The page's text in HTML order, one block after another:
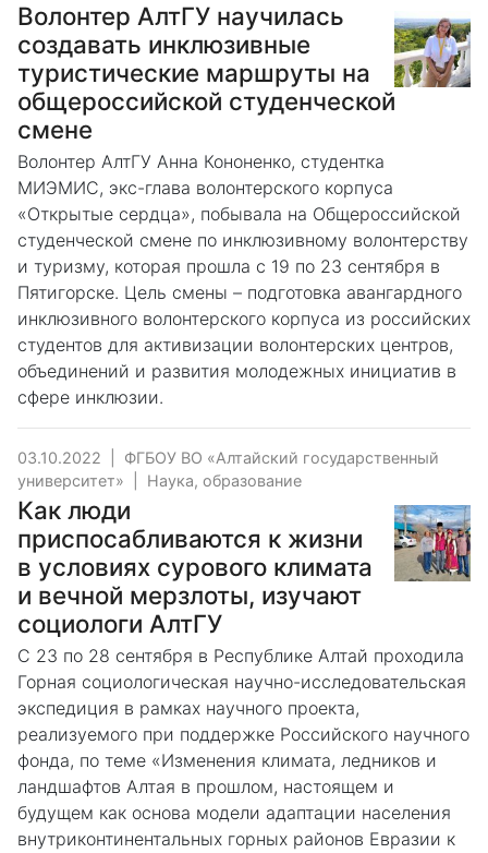
Волонтер АлтГУ научилась
создавать инклюзивные
туристические маршруты на
общероссийской студенческой
смене
Волонтер АлтГУ Анна Кононенко, студентка
МИЭМИС, экс-глава волонтерского корпуса
«Открытые сердца», побывала на Общероссийской
студенческой смене по инклюзивному волонтерству
и туризму, которая прошла с 19 по 23 сентября в
Пятигорске. Цель смены – подготовка авангардного
инклюзивного волонтерского корпуса из российских
студентов для активизации волонтерских центров,
объединений и развития молодежных инициатив в
сфере инклюзии.
03.10.2022
ФГБОУ ВО «Алтайский государственный
университет»
Наука, образование
Как люди
приспосабливаются к жизни
в условиях сурового климата
и вечной мерзлоты, изучают
социологи АлтГУ
С 23 по 28 сентября в Республике Алтай проходила
Горная социологическая научно-исследовательская
экспедиция в рамках научного проекта,
реализуемого при поддержке Российского научного
фонда, по теме «Изменения климата, ледников и
ландшафтов Алтая в прошлом, настоящем и
будущем как основа модели адаптации населения
внутриконтинентальных горных районов Евразии к